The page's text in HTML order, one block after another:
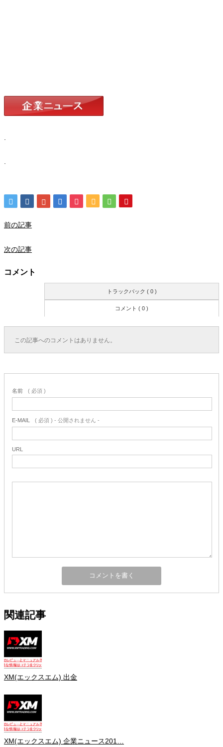
前の記事
次の記事
コメント
トラックバック ( 0 )
コメント ( 0 )
この記事へのコメントはありません。
名前 ( 必須 )
E-MAIL ( 必須 ) - 公開されません -
URL
関連記事
XM(エックスエム) 出金
XM(エックスエム) 企業ニュース201…